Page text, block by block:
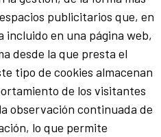
publicitarios que, en
incluido en una página web,
desde la que presta el
tipo de cookies almacenan
de los visitantes
observación continuada de
lo que permite